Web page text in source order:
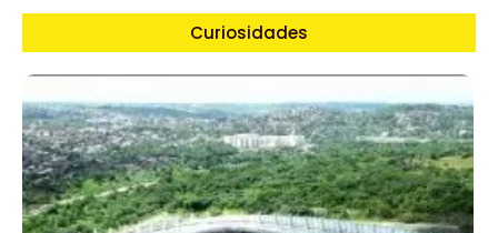
Curiosidades